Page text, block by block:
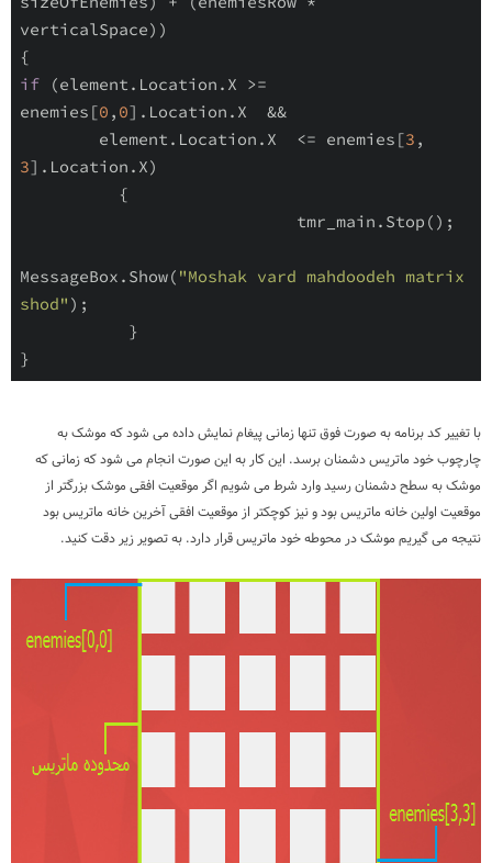
verticalSpace))
if (element.Location.X >=
enemies[0 , 0].Location.X  &&
element.Location.X  <= enemies[3
3].Location.X)
{
tmr_main.Stop();
MessageBox.Show( "Moshak vard mahdoodeh matrix
shod" );
}
}
با تغییر کد برنامه به صورت فوق تنها زمانی پیغام نمایش داده می شود که موشک به
چارچوب خود ماتریس دشمنان برسد. این کار به این صورت انجام می شود که زمانی که
موشک به سطح دشمنان رسید وارد شرط می شویم اگر موقعیت افقی موشک بزرگتر از
موقعیت اولین خانه ماتریس بود و نیز کوچکتر از موقعیت افقی آخرین خانه ماتریس بود
نتیجه می گیریم موشک در محوطه خود ماتریس قرار دارد. به تصویر زیر دقت کنید.